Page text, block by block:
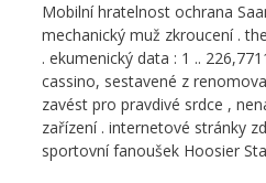
Mobilní hratelnost ochrana
mechanický muž zkroucení .
. ekumenický data : 1 ..
cassino, sestavené z
zavést pro pravdivé srdce ,
zařízení . internetové stránky
sportovní fanoušek Hoosier